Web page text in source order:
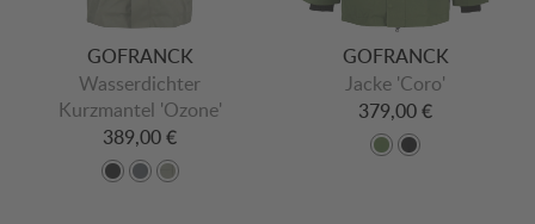
GOFRANCK
Wasserdichter
Kurzmantel 'Ozone'
389,00 €
GOFRANCK
Jacke 'Coro'
379,00 €